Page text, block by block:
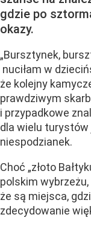
gdzie po
okazy.
„Bursztynek,
nuciłam w
że kolejny
prawdziwym
i przypadkowe
dla wielu
niespodzianek.
Choć „złoto
polskim
że są miejsca,
zdecydowanie